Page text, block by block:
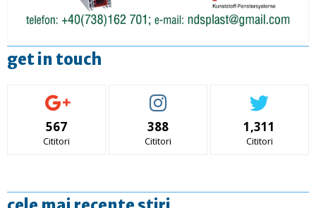
get in touch
567
Cititori
388
Cititori
1,311
Cititori